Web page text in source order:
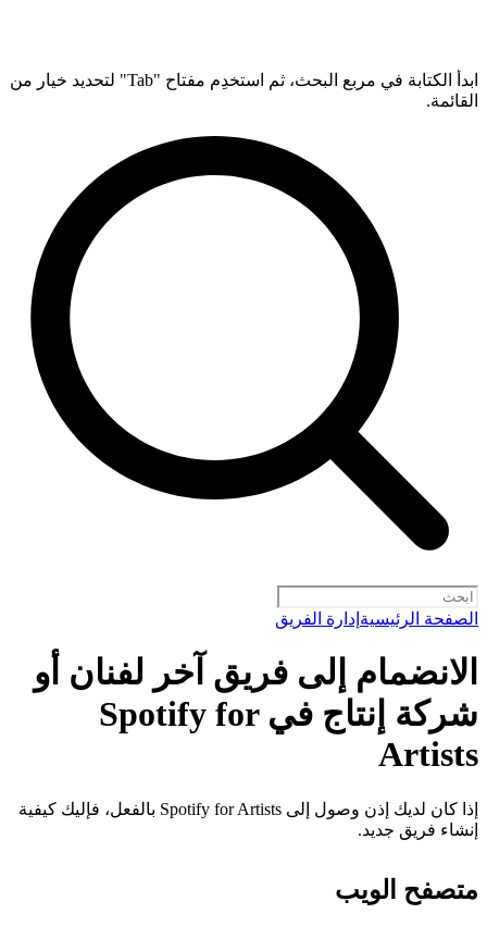
ابدأ الكتابة في مربع البحث، ثم استخدِم مفتاح "Tab" لتحديد خيار من
القائمة.
الصفحة الرئيسية إدارة الفريق
الانضمام إلى فريق آخر لفنان أو
شركة إنتاج في Spotify for
Artists
إذا كان لديك إذن وصول إلى Spotify for Artists بالفعل، فإليك كيفية
إنشاء فريق جديد.
متصفح الويب